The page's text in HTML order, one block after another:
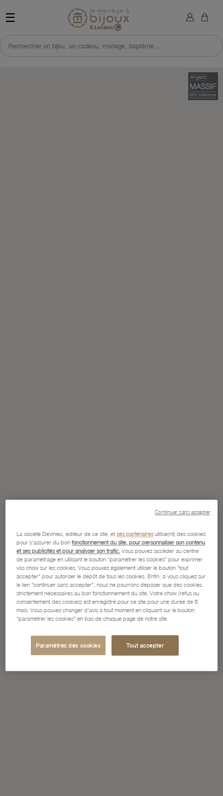
☰ Retour à l'accueil du site
Rechercher un bijou, un cadeau, mariage, baptême...
×
La société Devinlec, éditeur de ce site, etses partenairesutilise(nt) des cookies
pour s'assurer du bonfonctionnement du site, pour personnaliser son contenu
et ses publicités et pour analyser son trafic. Vous pouvez accéder au centre
de paramétrage en utilisant le bouton “paramétrer les cookies” pour exprimer
vos choix sur les cookies. Vous pouvez également utiliser le bouton "tout
accepter" pour autoriser le dépôt de tous les cookies. Enfin, si vous cliquez sur
le lien "continuer sans accepter", nous ne pourrons déposer que des cookies
strictement nécessaires au bon fonctionnement du site. Votre choix (refus ou
consentement des cookies) est enregistré pour ce site pour une durée de 6
mois. Vous pouvez changer d'avis à tout moment en cliquant sur le bouton
"paramétrer les cookies" en bas de chaque page de notre site.
Paramètres des cookies Tout accepter
Continuer sans accepter